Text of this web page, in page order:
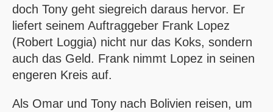
doch Tony geht siegreich daraus hervor. Er
liefert seinem Auftraggeber Frank Lopez
(Robert Loggia) nicht nur das Koks, sondern
auch das Geld. Frank nimmt Lopez in seinen
engeren Kreis auf.
Als Omar und Tony nach Bolivien reisen, um